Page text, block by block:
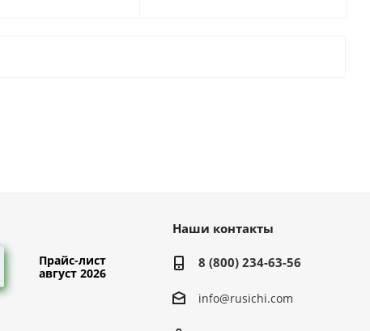
Прайс-лист
август 2026
Наши контакты
8 (800) 234-63-56
info@rusichi.com